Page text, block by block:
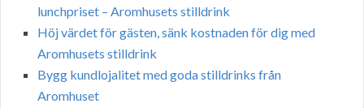
lunchpriset – Aromhusets stilldrink
Höj värdet för gästen, sänk kostnaden för dig med
Aromhusets stilldrink
Bygg kundlojalitet med goda stilldrinks från
Aromhuset